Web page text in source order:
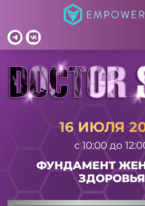
16 ИЮЛЯ
с 10:00 до
ФУНДАМЕНТ
ЗДОРОВЬЯ